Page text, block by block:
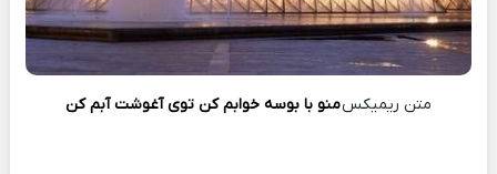
متن ریمیکسمنو با بوسه خوابم کن توی آغوشت آبم کن